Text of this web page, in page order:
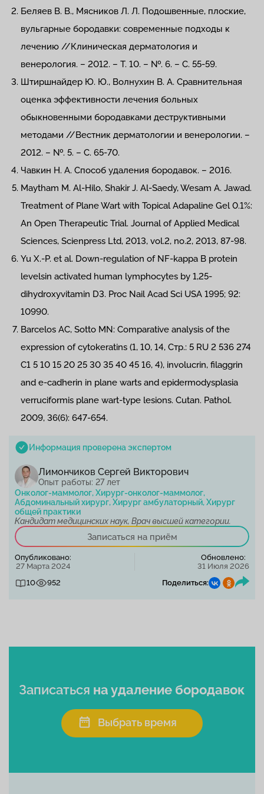
Беляев В. В., Мясников Л. Л. Подошвенные, плоские,
вульгарные бородавки: современные подходы к
лечению //Клиническая дерматология и
венерология. – 2012. – Т. 10. – №. 6. – С. 55-59.
Штиршнайдер Ю. Ю., Волнухин В. А. Сравнительная
оценка эффективности лечения больных
обыкновенными бородавками деструктивными
методами //Вестник дерматологии и венерологии. –
2012. – №. 5. – С. 65-70.
Чавкин Н. А. Способ удаления бородавок. – 2016.
Maytham M. Al-Hilo, Shakir J. Al-Saedy, Wesam A. Jawad.
Treatment of Plane Wart with Topical Adapaline Gel 0.1%:
An Open Therapeutic Trial. Journal of Applied Medical
Sciences, Scienpress Ltd, 2013, vol.2, no.2, 2013, 87-98.
Yu X.-P. et al. Down-regulation of NF-kappa В protein
levelsin activated human lymphocytes by 1,25-
dihydroxyvitamin D3. Proc Nail Acad Sci USA 1995; 92:
10990.
Barcelos AC, Sotto MN: Comparative analysis of the
expression of cytokeratins (1, 10, 14, Стр.: 5 RU 2 536 274
C1 5 10 15 20 25 30 35 40 45 16, 4), involucrin, filaggrin
and e-cadherin in plane warts and epidermodysplasia
verruciformis plane wart-type lesions. Cutan. Pathol.
2009, 36(6): 647-654.
Информация проверена экспертом
Лимончиков Сергей Викторович
Опыт работы: 27 лет
Онколог-маммолог, Хирург-онколог-маммолог,
Абдоминальный хирург, Хирург амбулаторный, Хирург
общей практики
Кандидат медицинских наук, Врач высшей категории.
Записаться на приём
Опубликовано:
27 Марта 2024
Обновлено:
31 Июля 2026
10
952 Поделиться:
Записаться на удаление бородавок
Выбрать время